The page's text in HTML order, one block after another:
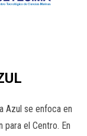
Azul se enfoca en
el Centro. En